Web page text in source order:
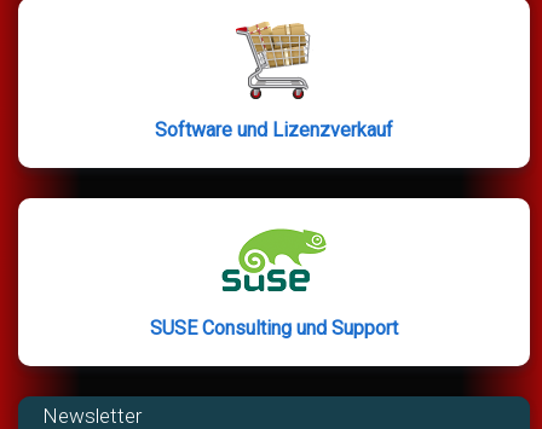
Software und Lizenzverkauf
SUSE Consulting und Support
Newsletter